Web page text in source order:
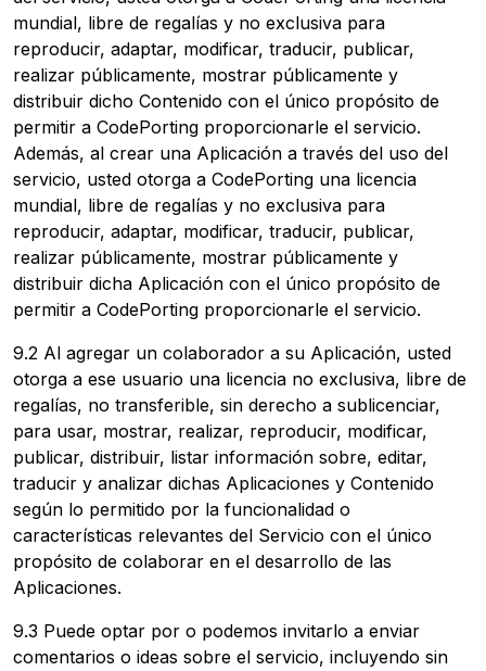
mundial, libre de regalías y no exclusiva para
reproducir, adaptar, modificar, traducir, publicar,
realizar públicamente, mostrar públicamente y
distribuir dicho Contenido con el único propósito de
permitir a CodePorting proporcionarle el servicio.
Además, al crear una Aplicación a través del uso del
servicio, usted otorga a CodePorting una licencia
mundial, libre de regalías y no exclusiva para
reproducir, adaptar, modificar, traducir, publicar,
realizar públicamente, mostrar públicamente y
distribuir dicha Aplicación con el único propósito de
permitir a CodePorting proporcionarle el servicio.
9.2 Al agregar un colaborador a su Aplicación, usted
otorga a ese usuario una licencia no exclusiva, libre de
regalías, no transferible, sin derecho a sublicenciar,
para usar, mostrar, realizar, reproducir, modificar,
publicar, distribuir, listar información sobre, editar,
traducir y analizar dichas Aplicaciones y Contenido
según lo permitido por la funcionalidad o
características relevantes del Servicio con el único
propósito de colaborar en el desarrollo de las
Aplicaciones.
9.3 Puede optar por o podemos invitarlo a enviar
comentarios o ideas sobre el servicio, incluyendo sin